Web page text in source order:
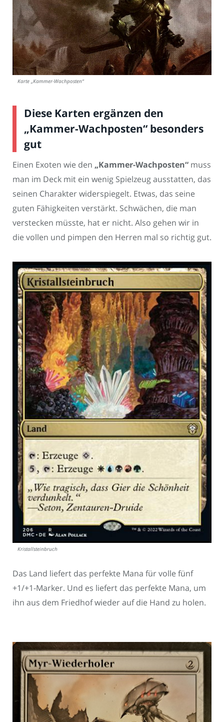
Karte „Kammer-Wachposten“
Diese Karten ergänzen den
„Kammer-Wachposten“ besonders
gut
Einen Exoten wie den „Kammer-Wachposten“ muss
man im Deck mit ein wenig Spielzeug ausstatten, das
seinen Charakter widerspiegelt. Etwas, das seine
guten Fähigkeiten verstärkt. Schwächen, die man
verstecken müsste, hat er nicht. Also gehen wir in
die vollen und pimpen den Herren mal so richtig gut.
Kristallsteinbruch
Das Land liefert das perfekte Mana für volle fünf
+1/+1-Marker. Und es liefert das perfekte Mana, um
ihn aus dem Friedhof wieder auf die Hand zu holen.